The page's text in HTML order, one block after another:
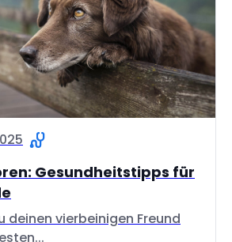
Gesundheitstipps für
deinen vierbeinigen Freund